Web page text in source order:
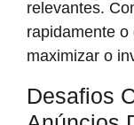
relevantes.
rapidamente
maximizar o
Desafios